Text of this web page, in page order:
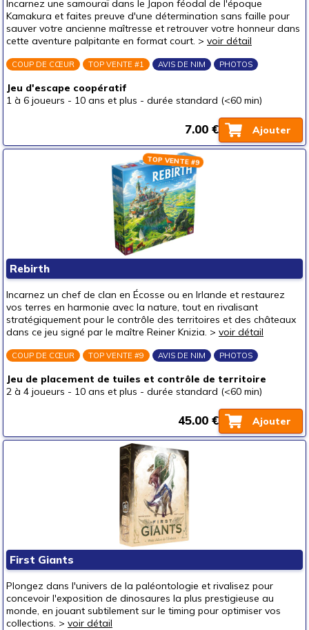
Jeux tout public
Jeux initiés
Jeux experts
Jeux de stratégie
un bébé (0-3 ans)
un junior (6-8 ans)
un jeune ado (8-12 ans)
un ado (12-16 ans)
Prix
(7)
(7)
autour de 50 €
50 € et au-delà
(1)
Incarnez une samouraï dans le Japon féodal de l'époque
Kamakura et faites preuve d'une détermination sans faille pour
sauver votre ancienne maîtresse et retrouver votre honneur dans
cette aventure palpitante en format court. > voir détail
COUP DE CŒUR TOP VENTE #1 AVIS DE NIM PHOTOS
Jeu d'escape coopératif
1 à 6 joueurs - 10 ans et plus - durée standard (<60 min)
Ajouter
7.00 €
TOP VENTE #9
Rebirth
Incarnez un chef de clan en Écosse ou en Irlande et restaurez
vos terres en harmonie avec la nature, tout en rivalisant
stratégiquement pour le contrôle des territoires et des châteaux
dans ce jeu signé par le maître Reiner Knizia. > voir détail
COUP DE CŒUR TOP VENTE #9 AVIS DE NIM PHOTOS
Jeu de placement de tuiles et contrôle de territoire
2 à 4 joueurs - 10 ans et plus - durée standard (<60 min)
Ajouter
45.00 €
First Giants
Plongez dans l'univers de la paléontologie et rivalisez pour
concevoir l'exposition de dinosaures la plus prestigieuse au
monde, en jouant subtilement sur le timing pour optimiser vos
collections. > voir détail